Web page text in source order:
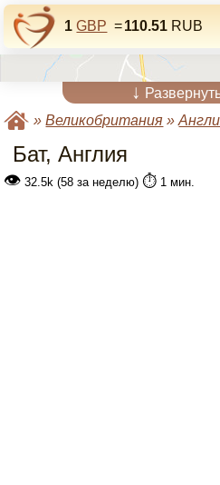
1 GBP =110.51 RUB
↓
»Великобритания »
Бат, Англия
👁 32.5k (58 за неделю) ⏱️ 1 мин.